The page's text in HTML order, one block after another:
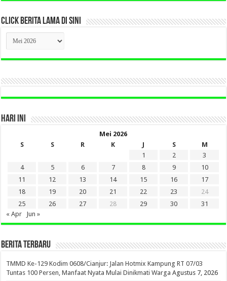
CLICK BERITA LAMA DI SINI
CLICK
BERITA
LAMA
DI
HARI INI
Mei 2026
S
S R K J S
M
1
2
3
4
5 6 7 8 9
10
11
12 13 14 15 16
17
18
19 20 21 22 23
24
25
26 27 28 29 30
31
« Apr
Jun »
BERITA TERBARU
TMMD Ke-129 Kodim 0608/Cianjur: Jalan Hotmix Kampung RT 07/03
Tuntas 100 Persen, Manfaat Nyata Mulai Dinikmati Warga Agustus 7, 2026